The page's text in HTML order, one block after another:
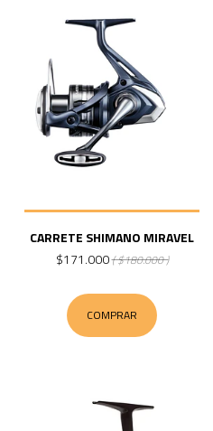
CARRETE SHIMANO MIRAVEL
$171.000( $180.000 )
COMPRAR